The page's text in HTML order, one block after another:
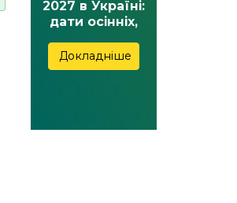
2027 в Україні:
дати осінніх,
весняних та
літніх канікул
Докладніше